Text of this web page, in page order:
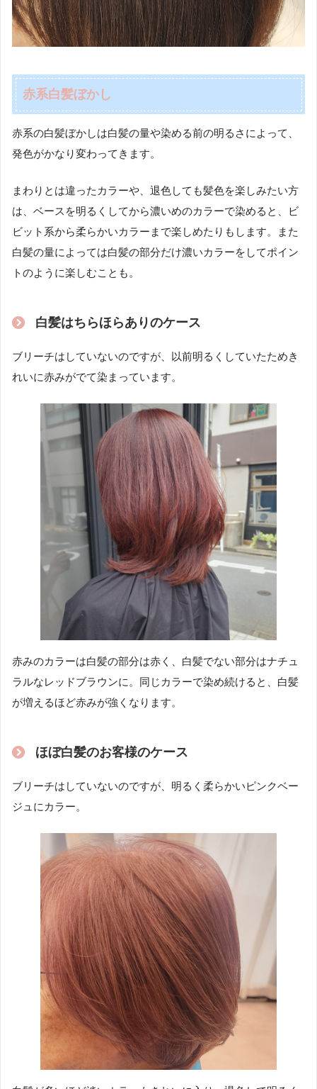
赤系白髪ぼかし
赤系の白髪ぼかしは白髪の量や染める前の明るさによって、
発色がかなり変わってきます。
まわりとは違ったカラーや、退色しても髪色を楽しみたい方
は、ベースを明るくしてから濃いめのカラーで染めると、ビ
ビット系から柔らかいカラーまで楽しめたりもします。また
白髪の量によっては白髪の部分だけ濃いカラーをしてポイン
トのように楽しむことも。
白髪はちらほらありのケース
ブリーチはしていないのですが、以前明るくしていたためき
れいに赤みがでて染まっています。
赤みのカラーは白髪の部分は赤く、白髪でない部分はナチュ
ラルなレッドブラウンに。同じカラーで染め続けると、白髪
が増えるほど赤みが強くなります。
ほぼ白髪のお客様のケース
ブリーチはしていないのですが、明るく柔らかいピンクベー
ジュにカラー。